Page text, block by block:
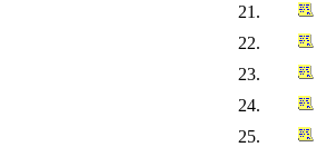
21.
22.
23.
24.
25.